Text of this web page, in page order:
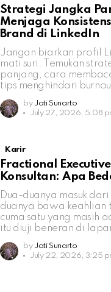
Strategi Jangka
Menjaga
Brand di LinkedIn
Jangan biarkan profil
mati suri. Temukan
panjang, cara
tips menghindari
by Jati Sunarto
July 27, 2026, 5:08
Karir
Fractional
Konsultan: Apa
Dua-duanya masuk
duanya bawa keahlian
cuma satu yang masih
itu diuji beneran di
by Jati Sunarto
July 22, 2026, 3:25